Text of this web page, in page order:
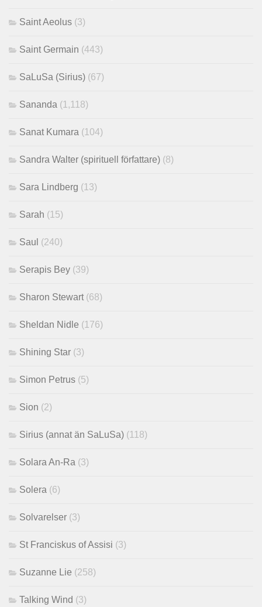
Saint Aeolus (3)
Saint Germain (443)
SaLuSa (Sirius) (67)
Sananda (1,118)
Sanat Kumara (104)
Sandra Walter (spirituell författare) (8)
Sara Lindberg (13)
Sarah (15)
Saul (240)
Serapis Bey (39)
Sharon Stewart (68)
Sheldan Nidle (176)
Shining Star (3)
Simon Petrus (5)
Sion (2)
Sirius (annat än SaLuSa) (118)
Solara An-Ra (3)
Solera (6)
Solvarelser (3)
St Franciskus of Assisi (3)
Suzanne Lie (258)
Talking Wind (3)